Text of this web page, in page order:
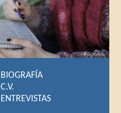
BIOGRAFÍA
C.V.
ENTREVISTAS